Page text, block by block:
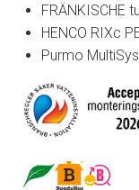
FRÄNKISCHE
HENCO RIXc
Purmo